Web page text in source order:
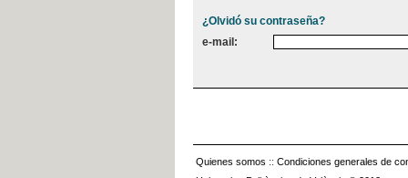
¿Olvidó su contraseña?
e-mail:
Quienes somos :: Condiciones generales de